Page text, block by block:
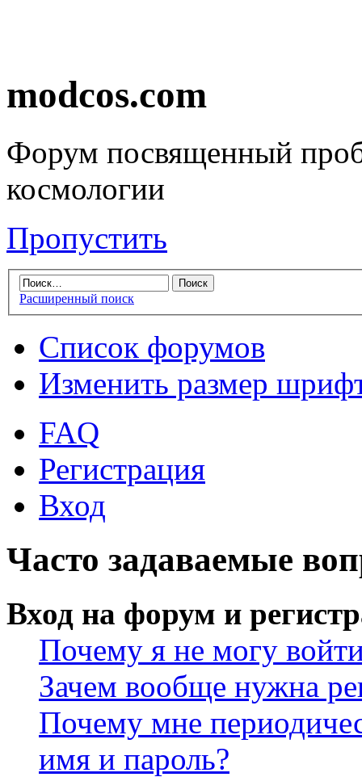
modcos.com
Форум посвященный
космологии
Пропустить
Расширенный поиск
Список форумов
Изменить размер
FAQ
Регистрация
Вход
Часто задаваемые
Вход на форум и
Почему я не могу
Зачем вообще нужна
Почему мне
имя и пароль?